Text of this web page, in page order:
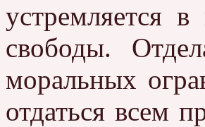
устремляется
свободы.
моральных
отдаться всем